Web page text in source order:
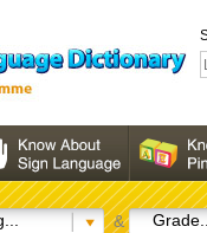
&